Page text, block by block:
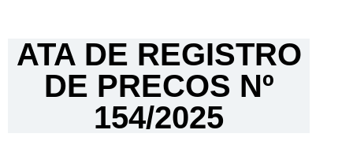
ATA DE REGISTRO
DE PRECOS Nº
154/2025